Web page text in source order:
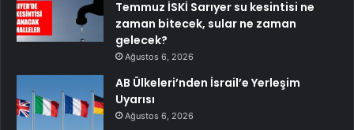
Temmuz İSKİ Sarıyer su kesintisi ne
zaman bitecek, sular ne zaman
gelecek?
Ağustos 6, 2026
AB Ülkeleri’nden İsrail’e Yerleşim
Uyarısı
Ağustos 6, 2026